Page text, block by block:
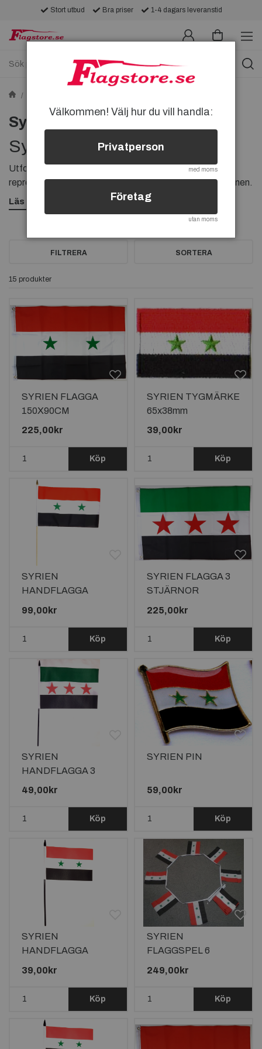
Stort utbud Bra priser 1-4 dagars leveranstid
Syrien-flaggor
Syrien-flaggor
Utforska vårt sortiment av Syrien-flaggor, som
representerar stolthet och identitet för den syriska nationen.
Hitta kvalitetsflaggor i olika storlekar och material för att
visa ditt stöd och engagemang. Låt Syrien-flaggan vara en
symbol för enhet och solidaritet. Välj din favoritflagga idag!
Läs mer
FILTRERA SORTERA
15 produkter
SYRIEN FLAGGA
150X90CM
225,00kr
Köp
SYRIEN TYGMÄRKE
65x38mm
39,00kr
Köp
SYRIEN
HANDFLAGGA
45X30CM
99,00kr
Köp
SYRIEN FLAGGA 3
STJÄRNOR
150X90CM
225,00kr
Köp
SYRIEN
HANDFLAGGA 3
STJÄRNOR
49,00kr
Köp
SYRIEN PIN
59,00kr
Köp
SYRIEN
HANDFLAGGA
15X10CM
39,00kr
Köp
SYRIEN
FLAGGSPEL 6
METER LÅNGT MED
20 FLAGGOR
249,00kr
Köp
Välkommen! Välj hur du vill handla:
Privatperson
med moms
Företag
utan moms